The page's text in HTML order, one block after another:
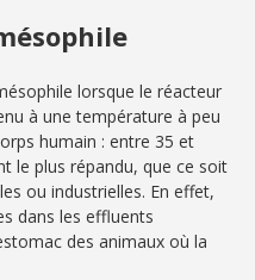
lorsque le réacteur
à une température à peu
humain : entre 35 et
le plus répandu, que ce soit
ou industrielles. En effet,
dans les effluents
des animaux où la